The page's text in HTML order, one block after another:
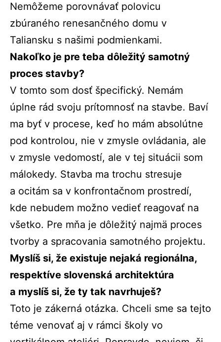
Nemôžeme porovnávať polovicu
zbúraného renesančného domu v
Taliansku s našimi podmienkami.
Nakoľko je pre teba dôležitý samotný
proces stavby?
V tomto som dosť špecifický. Nemám
úplne rád svoju prítomnosť na stavbe. Baví
ma byť v procese, keď ho mám absolútne
pod kontrolou, nie v zmysle ovládania, ale
v zmysle vedomostí, ale v tej situácii som
málokedy. Stavba ma trochu stresuje
a ocitám sa v konfrontačnom prostredí,
kde nebudem možno vedieť reagovať na
všetko. Pre mňa je dôležitý najmä proces
tvorby a spracovania samotného projektu.
Myslíš si, že existuje nejaká regionálna,
respektíve slovenská architektúra
a myslíš si, že ty tak navrhuješ?
Toto je zákerná otázka. Chceli sme sa tejto
téme venovať aj v rámci školy vo